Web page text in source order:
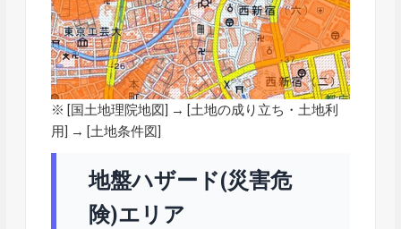
※ [国土地理院地図] → [土地の成り立ち・土地利
用] → [土地条件図]
地盤ハザード(災害危
険)エリア